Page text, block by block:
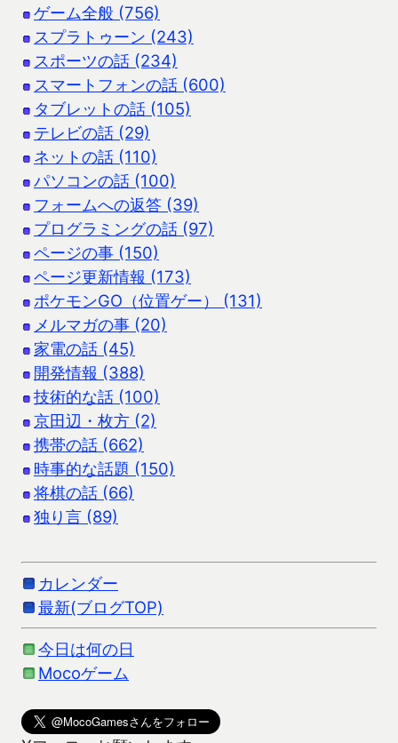
ゲーム全般 (756)
スプラトゥーン (243)
スポーツの話 (234)
スマートフォンの話 (600)
タブレットの話 (105)
テレビの話 (29)
ネットの話 (110)
パソコンの話 (100)
フォームへの返答 (39)
プログラミングの話 (97)
ページの事 (150)
ページ更新情報 (173)
ポケモンGO（位置ゲー） (131)
メルマガの事 (20)
家電の話 (45)
開発情報 (388)
技術的な話 (100)
京田辺・枚方 (2)
携帯の話 (662)
時事的な話題 (150)
将棋の話 (66)
独り言 (89)
カレンダー
最新(ブログTOP)
今日は何の日
Mocoゲーム